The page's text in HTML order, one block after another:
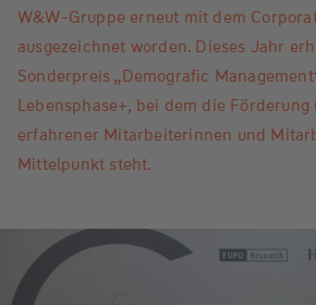
W&W-Gruppe erneut mit dem
ausgezeichnet worden. Dieses Jahr
Sonderpreis „Demografic
Lebensphase+, bei dem die Förderung
erfahrener Mitarbeiterinnen und
Mittelpunkt steht.